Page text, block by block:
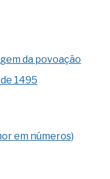
da povoação
1495
em números)